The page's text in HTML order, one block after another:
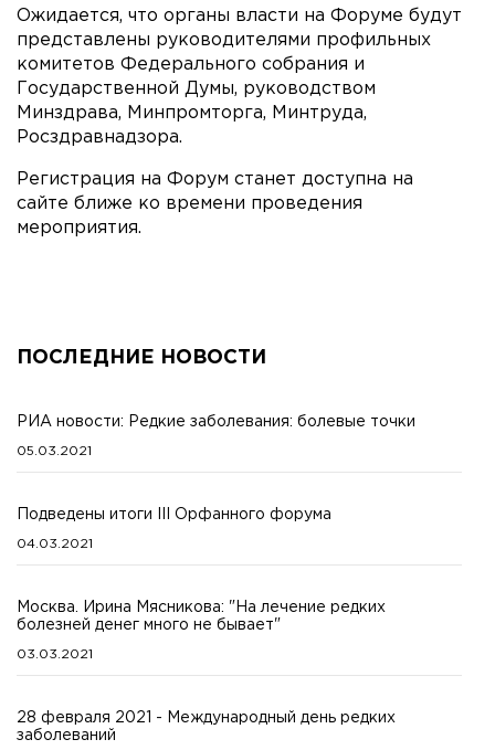
Ожидается, что органы власти на Форуме будут
представлены руководителями профильных
комитетов Федерального собрания и
Государственной Думы, руководством
Минздрава, Минпромторга, Минтруда,
Росздравнадзора.
Регистрация на Форум станет доступна на
сайте ближе ко времени проведения
мероприятия.
ПОСЛЕДНИЕ НОВОСТИ
РИА новости: Редкие заболевания: болевые точки
05.03.2021
Подведены итоги III Орфанного форума
04.03.2021
Москва. Ирина Мясникова: "На лечение редких
болезней денег много не бывает"
03.03.2021
28 февраля 2021 - Международный день редких
заболеваний